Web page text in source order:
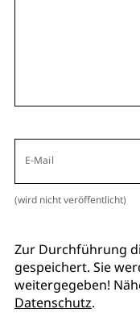
E-Mail
(wird nicht veröffentlicht)
Zur Durchführung
gespeichert. Sie
weitergegeben!
Datenschutz.